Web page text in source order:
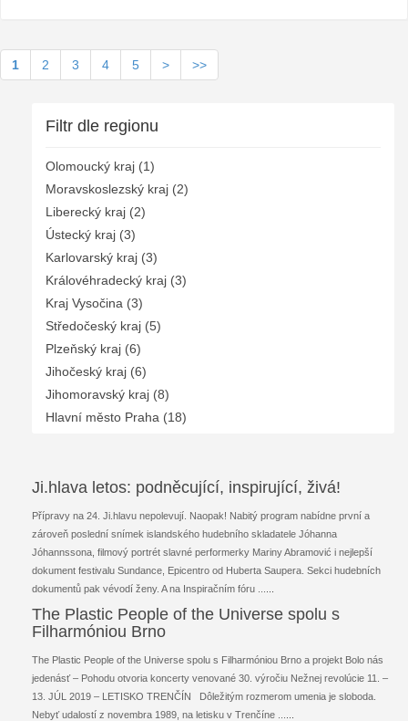
1 2 3 4 5 > >>
Filtr dle regionu
Olomoucký kraj (1)
Moravskoslezský kraj (2)
Liberecký kraj (2)
Ústecký kraj (3)
Karlovarský kraj (3)
Královéhradecký kraj (3)
Kraj Vysočina (3)
Středočeský kraj (5)
Plzeňský kraj (6)
Jihočeský kraj (6)
Jihomoravský kraj (8)
Hlavní město Praha (18)
Ji.hlava letos: podněcující, inspirující, živá!
Přípravy na 24. Ji.hlavu nepolevují. Naopak! Nabitý program nabídne první a
zároveň poslední snímek islandského hudebního skladatele Jóhanna
Jóhannssona, filmový portrét slavné performerky Mariny Abramović i nejlepší
dokument festivalu Sundance, Epicentro od Huberta Saupera. Sekci hudebních
dokumentů pak vévodí ženy. A na Inspiračním fóru ...
The Plastic People of the Universe spolu s
Filharmóniou Brno
The Plastic People of the Universe spolu s Filharmóniou Brno a projekt Bolo nás
jedenásť – Pohodu otvoria koncerty venované 30. výročiu Nežnej revolúcie 11. –
13. JÚL 2019 – LETISKO TRENČÍN Dôležitým rozmerom umenia je sloboda.
Nebyť udalostí z novembra 1989, na letisku v Trenčíne ...